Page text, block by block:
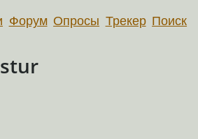
Форум Опросы Трекер Поиск